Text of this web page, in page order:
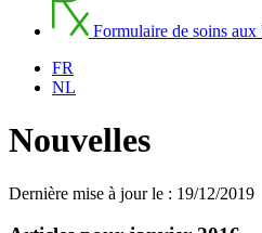
Formulaire de soins aux
FR
NL
Nouvelles
Dernière mise à jour le : 19/12/2019